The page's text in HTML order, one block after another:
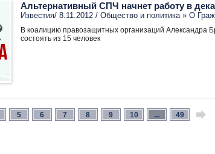
Альтернативный СПЧ начнет работу в
Известия/ 8.11.2012 / Общество и политика» О
В коалицию правозащитных организаций Александра
состоять из 15 человек
5 6 7 8 9 10 ... 49